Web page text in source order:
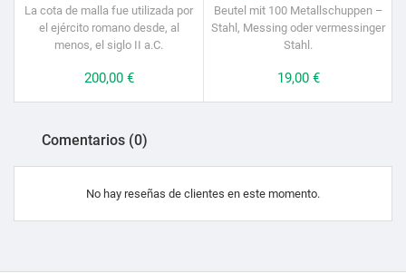
La cota de malla fue utilizada por
el ejército romano desde, al
menos, el siglo II a.C.
Precio
200,00 €
Beutel mit 100 Metallschuppen –
Stahl, Messing oder vermessinger
Stahl.
Precio
19,00 €
Comentarios (0)
No hay reseñas de clientes en este momento.